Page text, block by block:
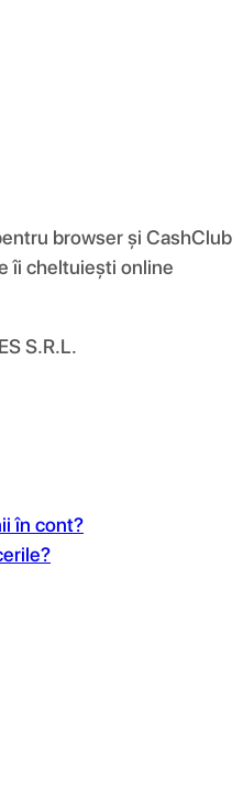
browser și CashClub
îi cheltuiești online
S.R.L.
în cont?